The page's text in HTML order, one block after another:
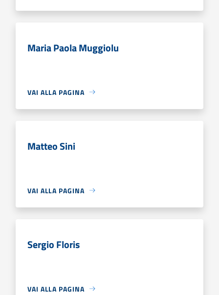
Maria Paola Muggiolu
VAI ALLA PAGINA
Matteo Sini
VAI ALLA PAGINA
Sergio Floris
VAI ALLA PAGINA